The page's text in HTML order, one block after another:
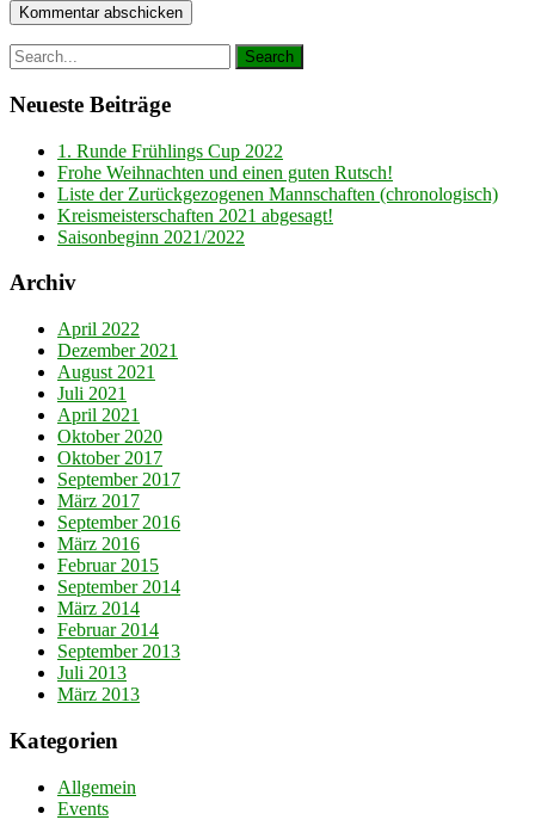
Neueste Beiträge
1. Runde Frühlings Cup 2022
Frohe Weihnachten und einen guten Rutsch!
Liste der Zurückgezogenen Mannschaften (chronologisch)
Kreismeisterschaften 2021 abgesagt!
Saisonbeginn 2021/2022
Archiv
April 2022
Dezember 2021
August 2021
Juli 2021
April 2021
Oktober 2020
Oktober 2017
September 2017
März 2017
September 2016
März 2016
Februar 2015
September 2014
März 2014
Februar 2014
September 2013
Juli 2013
März 2013
Kategorien
Allgemein
Events